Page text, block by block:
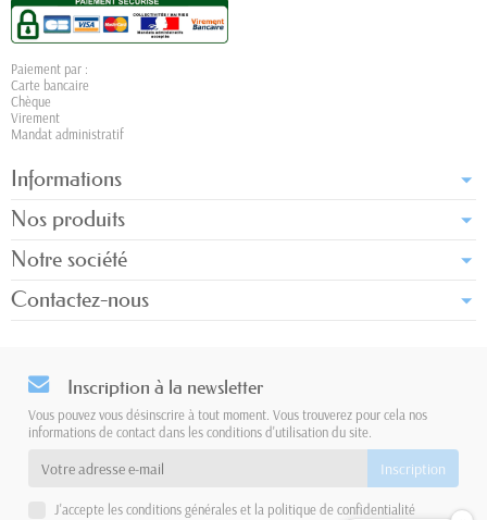
Paiement par :
Carte bancaire
Chèque
Virement
Mandat administratif
Informations
Nos produits
Notre société
Contactez-nous
Inscription à la newsletter
Vous pouvez vous désinscrire à tout moment. Vous trouverez pour cela nos
informations de contact dans les conditions d'utilisation du site.
J'accepte les conditions générales et la politique de confidentialité